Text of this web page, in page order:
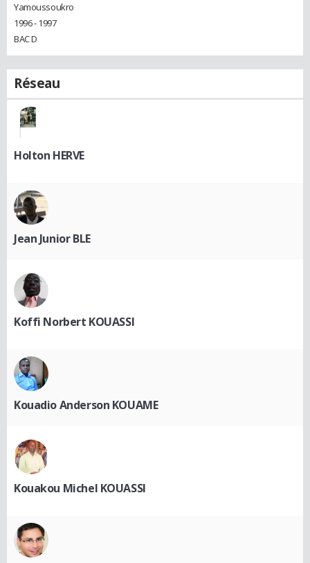
Yamoussoukro
1996 - 1997
BAC D
Réseau
Holton HERVE
Jean Junior BLE
Koffi Norbert KOUASSI
Kouadio Anderson KOUAME
Kouakou Michel KOUASSI